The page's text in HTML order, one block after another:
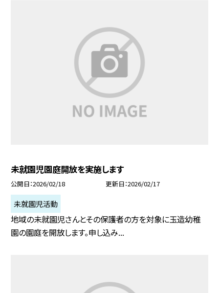
未就園児園庭開放を実施します
公開日 2026/02/18 更新日 2026/02/17
未就園児活動
地域の未就園児さんとその保護者の方を対象に玉造幼稚
園の園庭を開放します。申し込み...